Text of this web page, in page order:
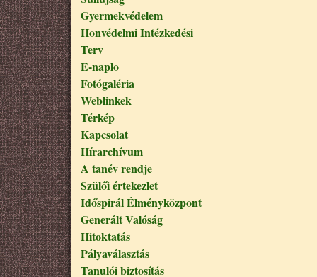
Gyermekvédelem
Honvédelmi Intézkedési
Terv
E-naplo
Fotógaléria
Weblinkek
Térkép
Kapcsolat
Hírarchívum
A tanév rendje
Szülői értekezlet
Időspirál Élményközpont
Generált Valóság
Hitoktatás
Pályaválasztás
Tanulói biztosítás